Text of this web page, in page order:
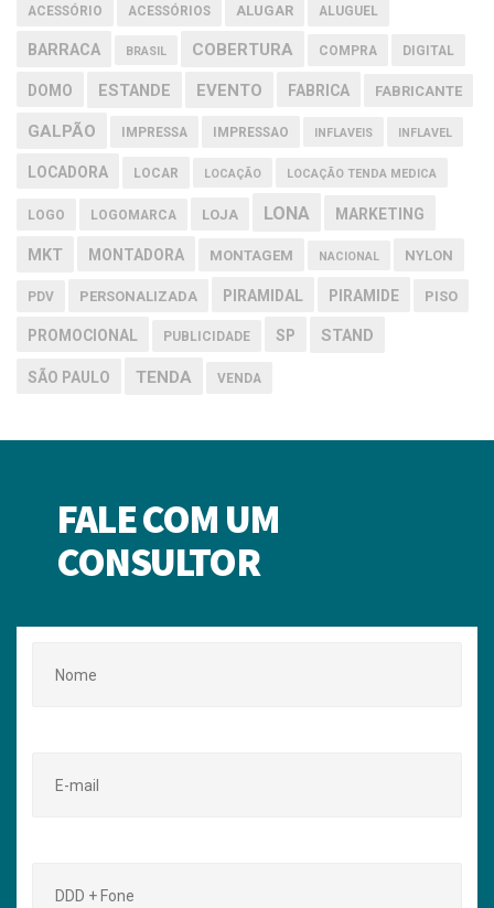
ACESSÓRIO ACESSÓRIOS ALUGAR ALUGUEL
BARRACA BRASIL COBERTURA COMPRA DIGITAL
DOMO ESTANDE EVENTO FABRICA FABRICANTE
GALPÃO IMPRESSA IMPRESSAO INFLAVEIS INFLAVEL
LOCADORA LOCAR LOCAÇÃO LOCAÇÃO TENDA MEDICA
LOGO LOGOMARCA LOJA LONA MARKETING
MKT MONTADORA MONTAGEM NACIONAL NYLON
PDV PERSONALIZADA PIRAMIDAL PIRAMIDE PISO
PROMOCIONAL PUBLICIDADE SP STAND
SÃO PAULO TENDA VENDA
FALE COM UM
CONSULTOR